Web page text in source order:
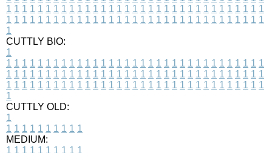
1 1 1 1 1 1 1 1 1 1 1 1 1 1 1 1 1 1 1 1 1 1 1 1 1 1 1 1 1 1 1 1 1
1 1 1 1 1 1 1 1 1 1 1 1 1 1 1 1 1 1 1 1 1 1 1 1 1 1 1 1 1 1 1 1 1
1
CUTTLY BIO:
1
1 1 1 1 1 1 1 1 1 1 1 1 1 1 1 1 1 1 1 1 1 1 1 1 1 1 1 1 1 1 1 1 1
1 1 1 1 1 1 1 1 1 1 1 1 1 1 1 1 1 1 1 1 1 1 1 1 1 1 1 1 1 1 1 1 1
1 1 1 1 1 1 1 1 1 1 1 1 1 1 1 1 1 1 1 1 1 1 1 1 1 1 1 1 1 1 1 1 1
1
CUTTLY OLD:
1
1 1 1 1 1 1 1 1 1 1
MEDIUM:
1 1 1 1 1 1 1 1 1 1